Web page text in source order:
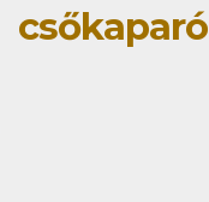
csőkaparó